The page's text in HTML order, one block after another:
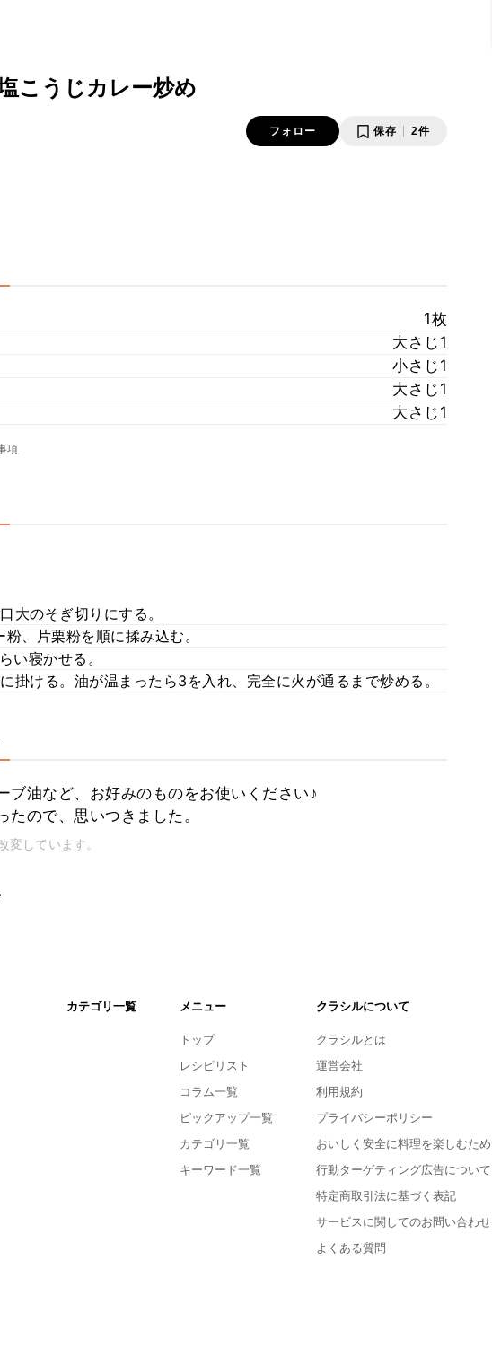
こうじカレー炒め
フォロー 保存 2件
1枚
大さじ1
小さじ1
大さじ1
大さじ1
項
大のそぎ切りにする。
、片栗粉を順に揉み込む。
い寝かせる。
掛ける。油が温まったら3を入れ、完全に火が通るまで炒める。
ブ油など、お好みのものをお使いください♪
ので、思いつきました。
変しています。
カテゴリ一覧 メニュー
トップ
レシピリスト
コラム一覧
ピックアップ一覧
カテゴリ一覧
キーワード一覧
クラシルについて
クラシルとは
運営会社
利用規約
プライバシーポリシー
おいしく安全に料理を楽しむため
行動ターゲティング広告について
特定商取引法に基づく表記
サービスに関してのお問い合わせ
よくある質問